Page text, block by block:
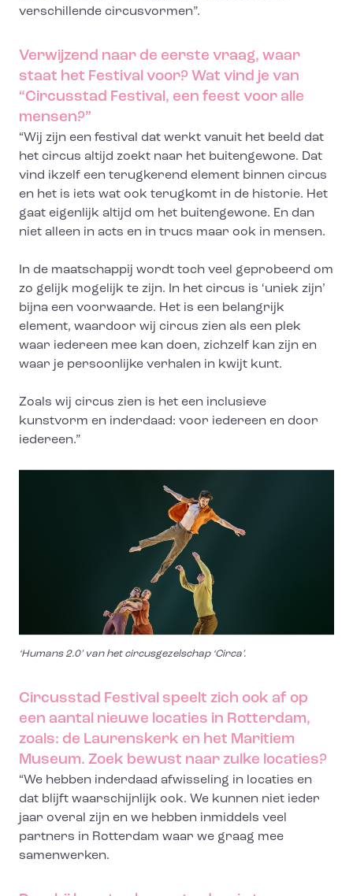
verschillende circusvormen”.
Verwijzend naar de eerste vraag, waar
staat het Festival voor? Wat vind je van
“Circusstad Festival, een feest voor alle
mensen?”
“Wij zijn een festival dat werkt vanuit het beeld dat
het circus altijd zoekt naar het buitengewone. Dat
vind ikzelf een terugkerend element binnen circus
en het is iets wat ook terugkomt in de historie. Het
gaat eigenlijk altijd om het buitengewone. En dan
niet alleen in acts en in trucs maar ook in mensen.
In de maatschappij wordt toch veel geprobeerd om
zo gelijk mogelijk te zijn. In het circus is ‘uniek zijn’
bijna een voorwaarde. Het is een belangrijk
element, waardoor wij circus zien als een plek
waar iedereen mee kan doen, zichzelf kan zijn en
waar je persoonlijke verhalen in kwijt kunt.
Zoals wij circus zien is het een inclusieve
kunstvorm en inderdaad: voor iedereen en door
iedereen.”
‘Humans 2.0’ van het circusgezelschap ‘Circa’.
Circusstad Festival speelt zich ook af op
een aantal nieuwe locaties in Rotterdam,
zoals: de Laurenskerk en het Maritiem
Museum. Zoek bewust naar zulke locaties?
“We hebben inderdaad afwisseling in locaties en
dat blijft waarschijnlijk ook. We kunnen niet ieder
jaar overal zijn en we hebben inmiddels veel
partners in Rotterdam waar we graag mee
samenwerken.